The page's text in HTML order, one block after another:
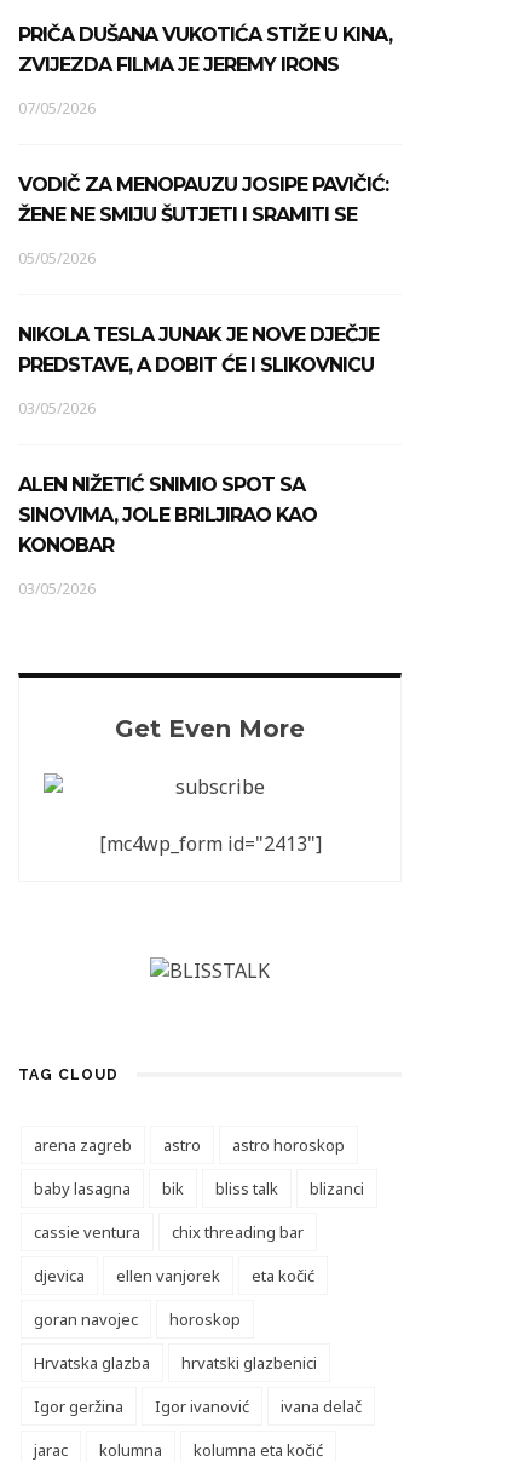
PRIČA DUŠANA VUKOTIĆA STIŽE U KINA,
ZVIJEZDA FILMA JE JEREMY IRONS
07/05/2026
VODIČ ZA MENOPAUZU JOSIPE PAVIČIĆ:
ŽENE NE SMIJU ŠUTJETI I SRAMITI SE
05/05/2026
NIKOLA TESLA JUNAK JE NOVE DJEČJE
PREDSTAVE, A DOBIT ĆE I SLIKOVNICU
03/05/2026
ALEN NIŽETIĆ SNIMIO SPOT SA
SINOVIMA, JOLE BRILJIRAO KAO
KONOBAR
03/05/2026
Get Even More
[mc4wp_form id="2413"]
TAG CLOUD
arena zagreb astro
astro horoskop
baby lasagna
bik bliss talk
blizanci
cassie ventura
chix threading bar
djevica
ellen vanjorek
eta kočić
goran navojec
horoskop
Hrvatska glazba
hrvatski glazbenici
Igor geržina
Igor ivanović
ivana delač
jarac
kolumna
kolumna eta kočić